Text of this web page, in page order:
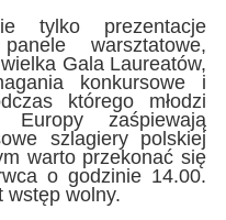
tylko prezentacje
warsztatowe,
Gala Laureatów,
konkursowe i
którego młodzi
zaśpiewają
szlagiery polskiej
warto przekonać się
o godzinie 14.00.
wstęp wolny.